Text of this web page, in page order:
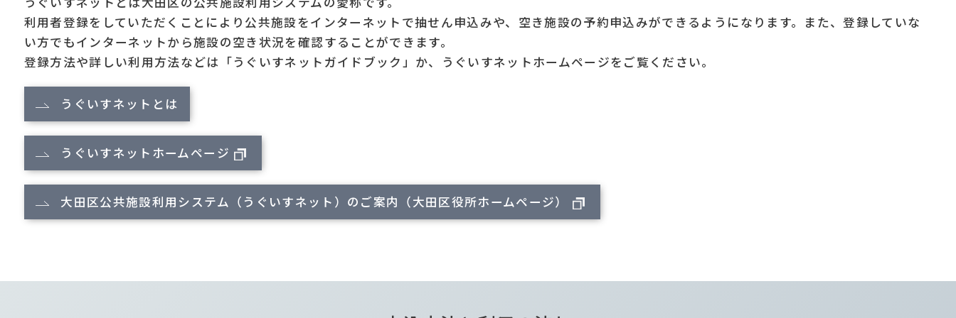
利用者登録をしていただくことにより公共施設をインターネットで抽せん申込みや、空き施設の予約申込みができるようになります。また、登録していな
い方でもインターネットから施設の空き状況を確認することができます。
登録方法や詳しい利用方法などは「うぐいすネットガイドブック」か、うぐいすネットホームページをご覧ください。
うぐいすネットとは
うぐいすネットホームページ
大田区公共施設利用システム（うぐいすネット）のご案内（大田区役所ホームページ）